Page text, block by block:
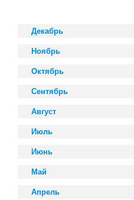
Декабрь
Ноябрь
Октябрь
Сентябрь
Август
Июль
Июнь
Май
Апрель